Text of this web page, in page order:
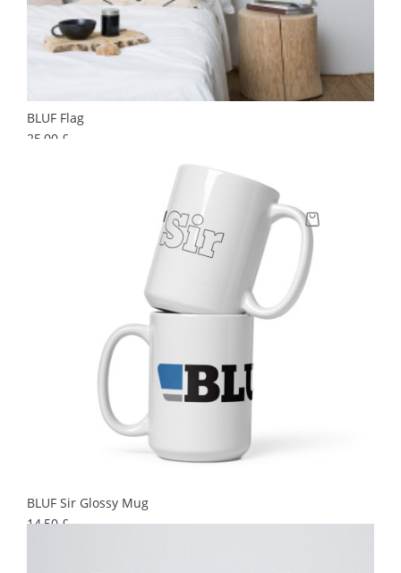
BLUF Flag
25,00 £
BLUF Sir Glossy Mug
14,50 £Preis